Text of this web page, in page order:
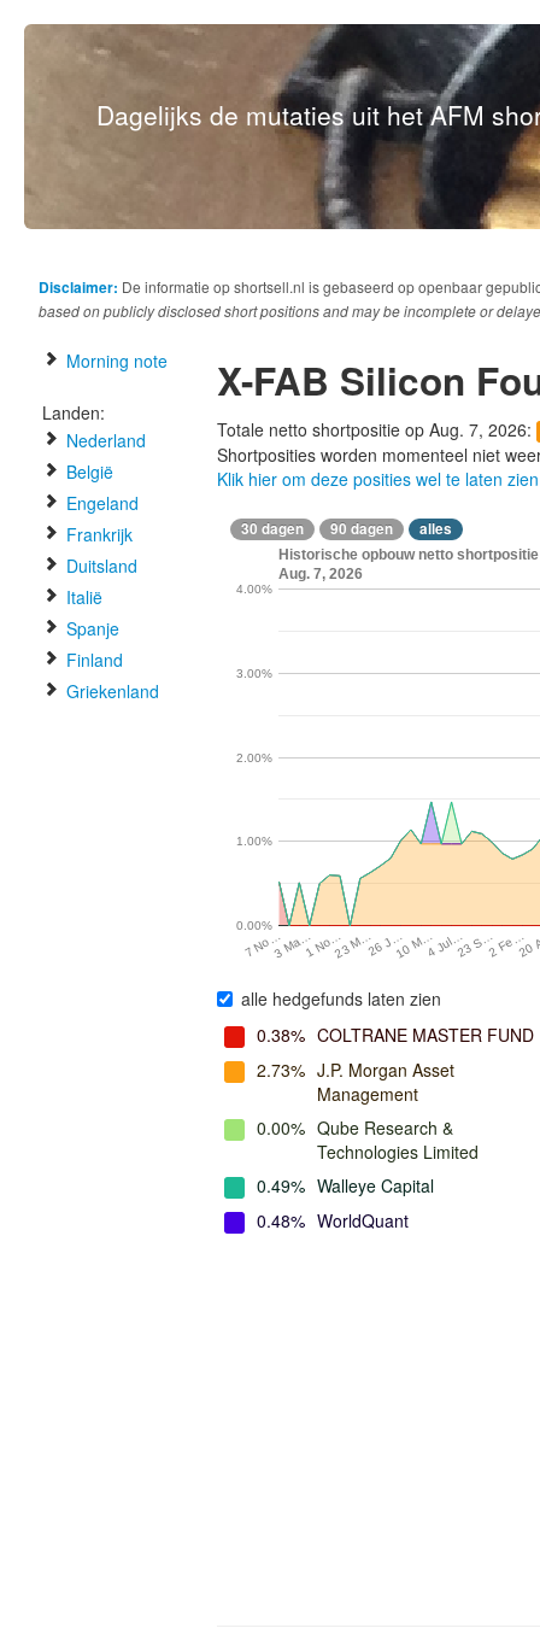
Dagelijks de mutaties uit het AFM
Disclaimer: De informatie op shortsell.nl is gebaseerd op openbaar
based on publicly disclosed short positions and may be incomplete or
Morning note
Landen:
Nederland
België
Engeland
Frankrijk
Duitsland
Italië
Spanje
Finland
Griekenland
X-FAB Silicon
Totale netto shortpositie op Aug. 7, 2026:
Shortposities worden momenteel niet
Klik hier om deze posities wel te laten zien
30 dagen 90 dagen alles
Historische opbouw netto
Aug. 7, 2026
7 No…3 Ma…1 No…23 M…26 J…10 M…4 Jul…23 S…2 Fe…20
0.00%
1.00%
2.00%
3.00%
4.00%
alle hedgefunds laten zien
0.38% COLTRANE MASTER FUND
2.73% J.P. Morgan Asset
Management
0.00% Qube Research &
Technologies Limited
0.49% Walleye Capital
0.48% WorldQuant